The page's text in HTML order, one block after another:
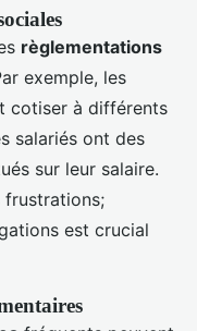
règlementations
exemple, les
cotiser à différents
salariés ont des
sur leur salaire.
frustrations;
est crucial